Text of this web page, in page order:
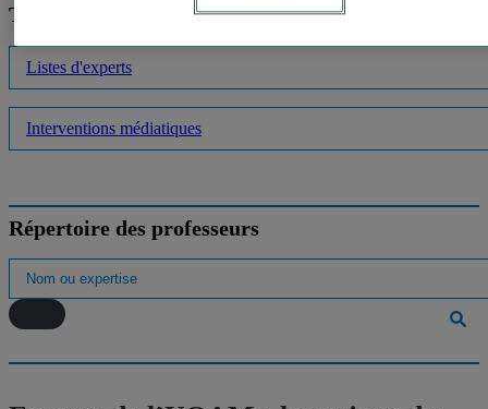
Trouver un expert
Listes d'experts
Interventions médiatiques
Répertoire des professeurs